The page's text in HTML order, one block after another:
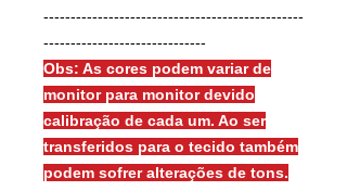
------------------------------------------------
------------------------------
Obs: As cores podem variar de
monitor para monitor devido
calibração de cada um. Ao ser
transferidos para o tecido também
podem sofrer alterações de tons.